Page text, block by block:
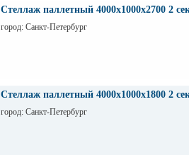
ВА55-43 341830 1600А;
ВА55-43 341850 1600А;
ВА56-43
Стеллаж паллетный 4000х1000х2700 2
город: Санкт-Петербург
Стеллаж паллетный 4000х1000х1800 2
город: Санкт-Петербург